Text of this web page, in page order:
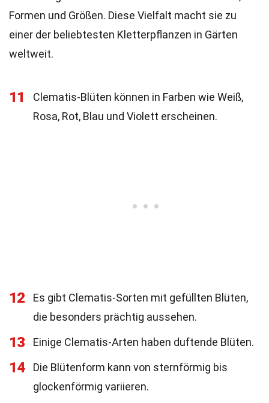
Formen und Größen. Diese Vielfalt macht sie zu
einer der beliebtesten Kletterpflanzen in Gärten
weltweit.
11
Clematis-Blüten können in Farben wie Weiß,
Rosa, Rot, Blau und Violett erscheinen.
12
Es gibt Clematis-Sorten mit gefüllten Blüten,
die besonders prächtig aussehen.
13 Einige Clematis-Arten haben duftende Blüten.
14
Die Blütenform kann von sternförmig bis
glockenförmig variieren.